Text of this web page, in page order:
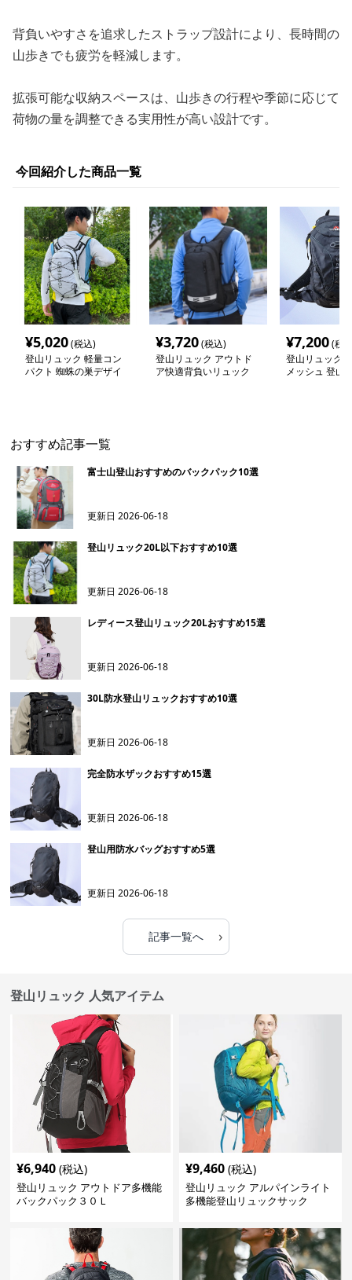
背負いやすさを追求したストラップ設計により、長時間の
山歩きでも疲労を軽減します。
拡張可能な収納スペースは、山歩きの行程や季節に応じて
荷物の量を調整できる実用性が高い設計です。
今回紹介した商品一覧
¥5,020(税込)
登山リュック 軽量コン
パクト 蜘蛛の巣デザイ
¥3,720(税込)
登山リュック アウトド
ア快適背負いリュック
¥7,200(税
登山リュック
メッシュ 登山
おすすめ記事一覧
富士山登山おすすめのバックパック10選
更新日2026-06-18
登山リュック20L以下おすすめ10選
更新日2026-06-18
レディース登山リュック20Lおすすめ15選
更新日2026-06-18
30L防水登山リュックおすすめ10選
更新日2026-06-18
完全防水ザックおすすめ15選
更新日2026-06-18
登山用防水バッグおすすめ5選
更新日2026-06-18
記事一覧へ ›
登山リュック 人気アイテム
¥6,940 (税込)
登山リュック アウトドア多機能
バックパック３０Ｌ
¥9,460 (税込)
登山リュック アルパインライト
多機能登山リュックサック